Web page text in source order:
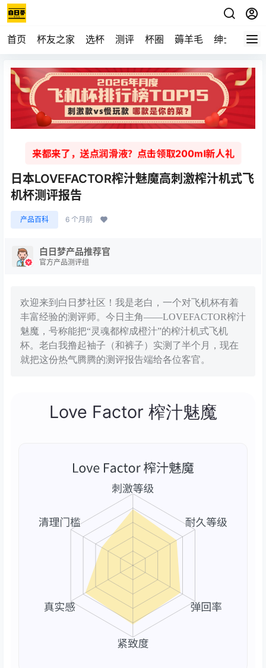
首页 杯友之家 选杯 测评 杯圈 薅羊毛 绅士 视频
来都来了，送点润滑液？点击领取200ml新人礼
日本LOVEFACTOR榨汁魅魔高刺激榨汁机式飞
机杯测评报告
产品百科 6 个月前
白日梦产品推荐官
官方产品测评组
欢迎来到白日梦社区！我是老白，一个对飞机杯有着
丰富经验的测评师。今日主角——LOVEFACTOR榨汁
魅魔，号称能把“灵魂都榨成橙汁”的榨汁机式飞机
杯。老白我撸起袖子（和裤子）实测了半个月，现在
就把这份热气腾腾的测评报告端给各位客官。
Love Factor 榨汁魅魔